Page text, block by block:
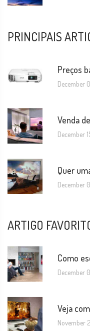
PRINCIPAIS
Preços
December
Venda
December
Quer
December
ARTIGO
Como
December
Veja
November